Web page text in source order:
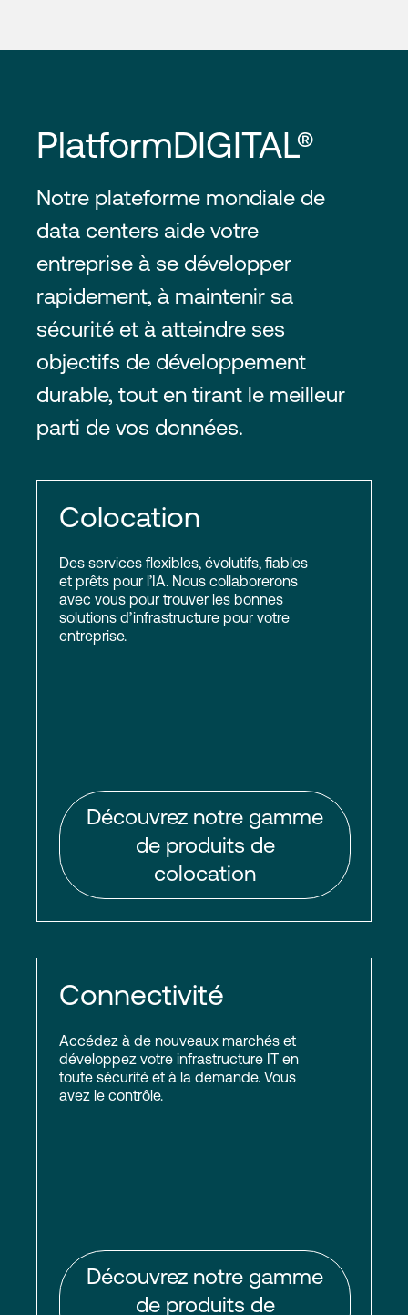
PlatformDIGITAL®
Notre plateforme mondiale de
data centers aide votre
entreprise à se développer
rapidement, à maintenir sa
sécurité et à atteindre ses
objectifs de développement
durable, tout en tirant le meilleur
parti de vos données.
Colocation
Des services flexibles, évolutifs, fiables
et prêts pour l’IA. Nous collaborerons
avec vous pour trouver les bonnes
solutions d’infrastructure pour votre
entreprise.
Découvrez notre gamme
de produits de
colocation
Connectivité
Accédez à de nouveaux marchés et
développez votre infrastructure IT en
toute sécurité et à la demande. Vous
avez le contrôle.
Découvrez notre gamme
de produits de